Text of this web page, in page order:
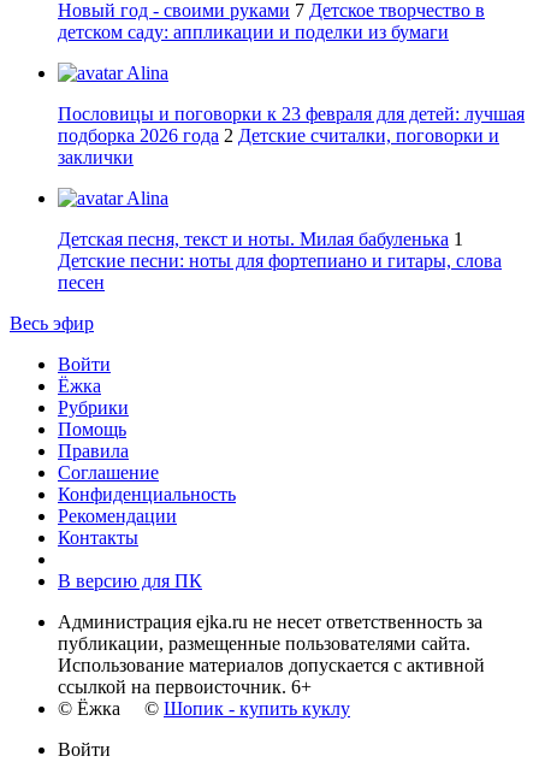
Новый год - своими руками 7 Детское творчество в
детском саду: аппликации и поделки из бумаги
Alina
Пословицы и поговорки к 23 февраля для детей: лучшая
подборка 2026 года 2 Детские считалки, поговорки и
заклички
Alina
Детская песня, текст и ноты. Милая бабуленька 1
Детские песни: ноты для фортепиано и гитары, слова
песен
Весь эфир
Войти
Ёжка
Рубрики
Помощь
Правила
Соглашение
Конфиденциальность
Рекомендации
Контакты
В версию для ПК
Администрация ejka.ru не несет ответственность за
публикации, размещенные пользователями сайта.
Использование материалов допускается с активной
ссылкой на первоисточник. 6+
© Ёжка © Шопик - купить куклу
Войти